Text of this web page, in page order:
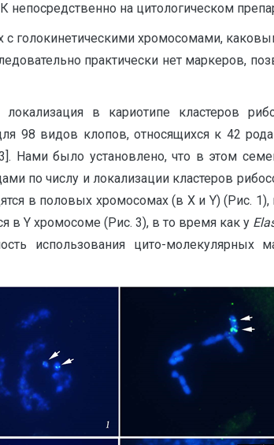
на цитологическом
голокинетическими хромосомами,
практически нет маркеров,
в кариотипе кластеров
98 видов клопов, относящихся к 42
Нами было установлено, что в этом
по числу и локализации кластеров
в половых хромосомах (в X и Y) (Рис.
Y хромосоме (Рис. 3), в то время как у
использования цито-молекулярных